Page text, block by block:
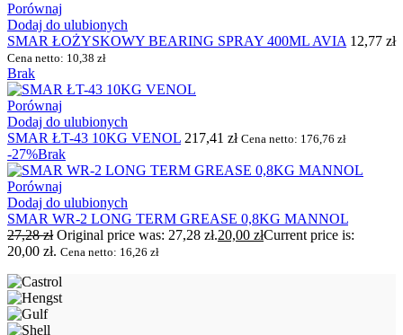
Porównaj
Dodaj do ulubionych
SMAR ŁOŻYSKOWY BEARING SPRAY 400ML AVIA 12,77 zł
Cena netto: 10,38 zł
Brak
Porównaj
Dodaj do ulubionych
SMAR ŁT-43 10KG VENOL 217,41 zł Cena netto: 176,76 zł
-27%Brak
Porównaj
Dodaj do ulubionych
SMAR WR-2 LONG TERM GREASE 0,8KG MANNOL
27,28zł Original price was: 27,28 zł.20,00 złCurrent price is:
20,00 zł. Cena netto: 16,26 zł